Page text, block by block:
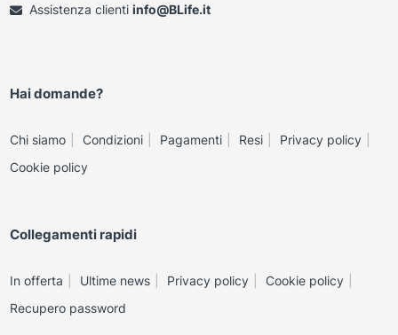
Assistenza clienti info@BLife.it
Hai domande?
Chi siamo Condizioni Pagamenti Resi
Privacy policy
Cookie policy
Collegamenti rapidi
In offerta Ultime news Privacy policy
Cookie policy
Recupero password